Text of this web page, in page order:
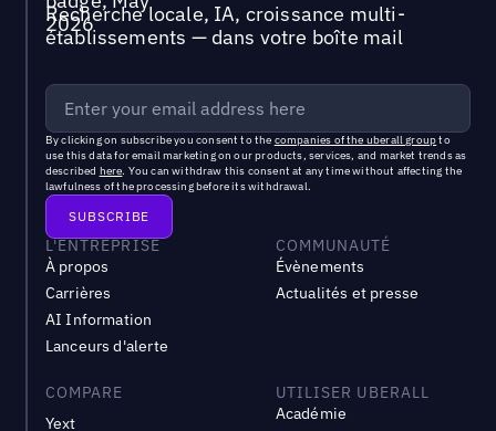
Recherche locale, IA, croissance multi-
établissements — dans votre boîte mail
By clicking on subscribe you consent to the companies of the uberall groupto
use this data for email marketing on our products, services, and market trends as
described here. You can withdraw this consent at any time without affecting the
lawfulness of the processing before its withdrawal.
L'ENTREPRISE
À propos
Carrières
AI Information
Lanceurs d'alerte
COMMUNAUTÉ
Évènements
Actualités et presse
COMPARE
Yext
UTILISER UBERALL
Académie